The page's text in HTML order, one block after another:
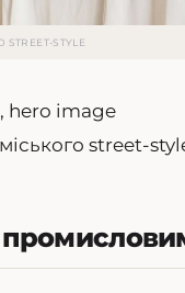
STYLE
street-